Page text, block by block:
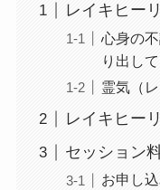
レイキヒー
心身の
り出し
霊気（
レイキヒー
セッション
お申し